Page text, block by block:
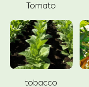
Tomato
tobacco